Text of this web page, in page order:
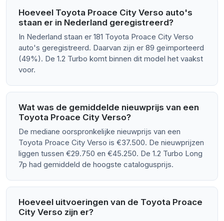
Hoeveel Toyota Proace City Verso auto's
staan er in Nederland geregistreerd?
In Nederland staan er 181 Toyota Proace City Verso
auto's geregistreerd. Daarvan zijn er 89 geïmporteerd
(49%). De 1.2 Turbo komt binnen dit model het vaakst
voor.
Wat was de gemiddelde nieuwprijs van een
Toyota Proace City Verso?
De mediane oorspronkelijke nieuwprijs van een
Toyota Proace City Verso is €37.500. De nieuwprijzen
liggen tussen €29.750 en €45.250. De 1.2 Turbo Long
7p had gemiddeld de hoogste catalogusprijs.
Hoeveel uitvoeringen van de Toyota Proace
City Verso zijn er?